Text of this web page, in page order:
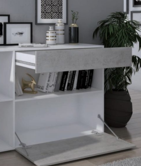
Millions of people around the
world visit Envato to buy and
sell creative assets, use smart
design templates, learn
creative skills or even hire
with an unlimited subscription
service, Envato helps creatives
like you get projects done
faster.